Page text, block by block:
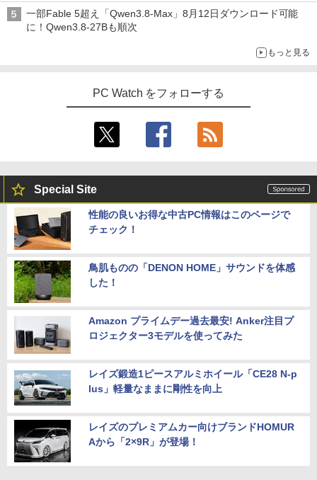
一部Fable 5超え「Qwen3.8-Max」8月12日ダウンロード可能
に！Qwen3.8-27Bも順次
もっと見る
PC Watch をフォローする
Special Site
性能の良いお得な中古PC情報はこのページで
チェック！
鳥肌ものの「DENON HOME」サウンドを体感
した！
Amazon プライムデー過去最安! Anker注目プ
ロジェクター3モデルを使ってみた
レイズ鍛造1ピースアルミホイール「CE28 N-p
lus」軽量なままに剛性を向上
レイズのプレミアムカー向けブランドHOMUR
Aから「2×9R」が登場！